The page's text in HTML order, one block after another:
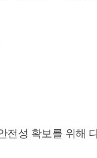
성 확보를 위해